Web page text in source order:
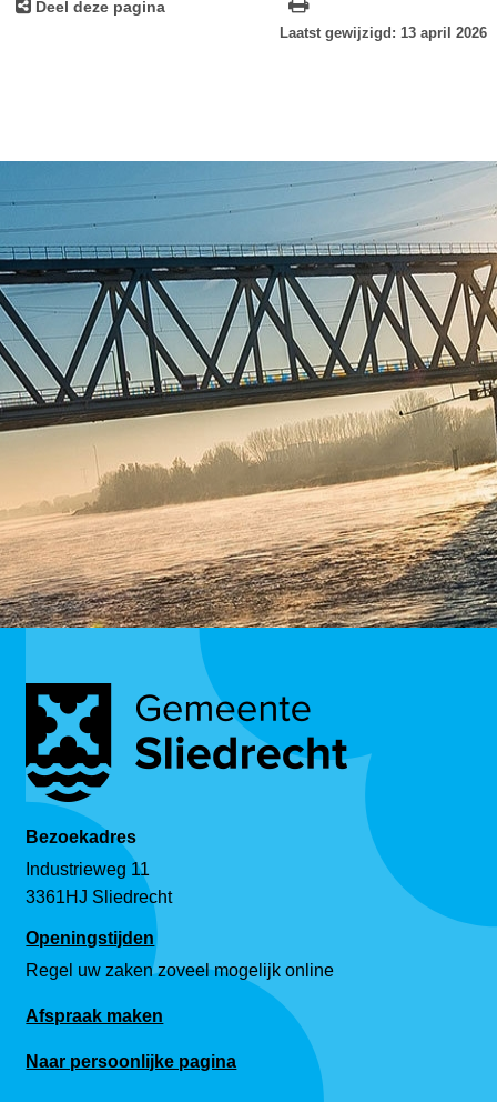
Deel deze pagina
Laatst gewijzigd: 13 april 2026
Bezoekadres
Industrieweg 11
3361HJ Sliedrecht
Openingstijden
Regel uw zaken zoveel mogelijk online
Afspraak maken
Naar persoonlijke pagina